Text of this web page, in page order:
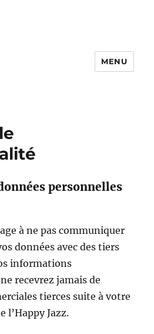
MENU
personnelles
à ne pas communiquer
données avec des tiers
informations
recevrez jamais de
tierces suite à votre
l’Happy Jazz.